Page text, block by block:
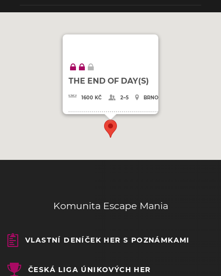
THE END OF DAY(S)
1600 KČ 2–5 BRNO
Komunita Escape Mania
VLASTNÍ DENÍČEK HER S POZNÁMKAMI
ČESKÁ LIGA ÚNIKOVÝCH HER